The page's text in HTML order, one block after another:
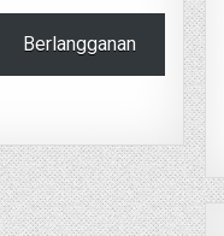
Berlangganan